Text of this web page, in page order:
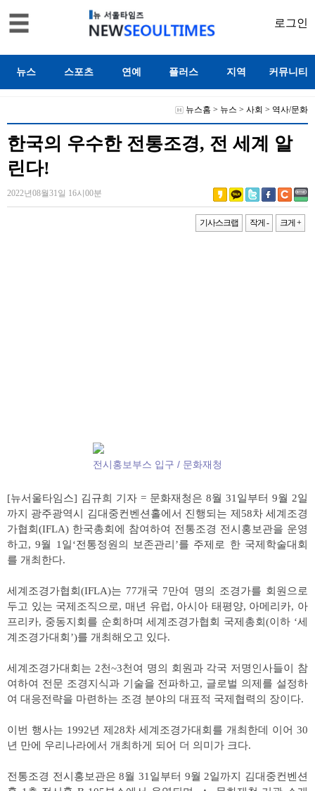
로그인
뉴스 스포츠 연예 플러스 지역 커뮤니티
뉴스홈 > 뉴스 > 사회 > 역사/문화
한국의 우수한 전통조경, 전 세계 알
린다!
2022년08월31일 16시00분
기사스크랩 작게 - 크게 +
전시홍보부스 입구 / 문화재청
[뉴서울타임스] 김규희 기자 = 문화재청은 8월 31일부터 9월 2일
까지 광주광역시 김대중컨벤션홀에서 진행되는 제58차 세계조경
가협회(IFLA) 한국총회에 참여하여 전통조경 전시홍보관을 운영
하고, 9월 1일‘전통정원의 보존관리’를 주제로 한 국제학술대회
를 개최한다.
세계조경가협회(IFLA)는 77개국 7만여 명의 조경가를 회원으로
두고 있는 국제조직으로, 매년 유럽, 아시아 태평양, 아메리카, 아
프리카, 중동지회를 순회하며 세계조경가협회 국제총회(이하 ‘세
계조경가대회’)를 개최해오고 있다.
세계조경가대회는 2천~3천여 명의 회원과 각국 저명인사들이 참
여하여 전문 조경지식과 기술을 전파하고, 글로벌 의제를 설정하
여 대응전략을 마련하는 조경 분야의 대표적 국제협력의 장이다.
이번 행사는 1992년 제28차 세계조경가대회를 개최한데 이어 30
년 만에 우리나라에서 개최하게 되어 더 의미가 크다.
전통조경 전시홍보관은 8월 31일부터 9월 2일까지 김대중컨벤션